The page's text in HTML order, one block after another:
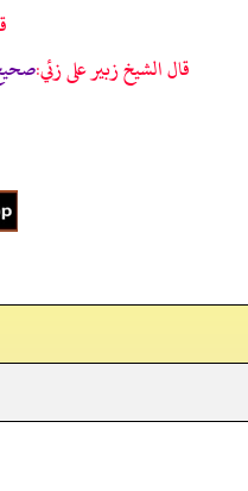
قال الشيخ زبير على زئي:صحيح بخاري